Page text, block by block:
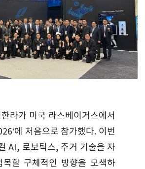
라가 미국 라스베이거스에서
에 처음으로 참가했다. 이번
AI, 로보틱스, 주거 기술을 자
목할 구체적인 방향을 모색하